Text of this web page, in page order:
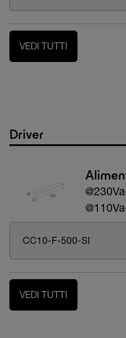
VEDI TUTTI
Driver
CC10-F-500-SI
VEDI TUTTI